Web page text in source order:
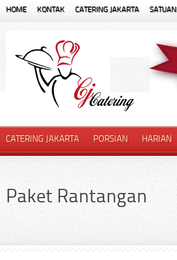
HOME KONTAK CATERING JAKARTA SATUAN
CATERING JAKARTA PORSIAN HARIAN
Paket Rantangan